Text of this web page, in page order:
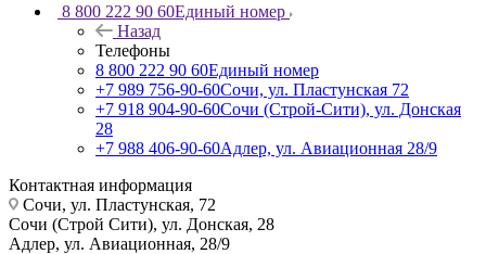
8 800 222 90 60Единый номер
Назад
Телефоны
8 800 222 90 60Единый номер
+7 989 756-90-60Сочи, ул. Пластунская 72
+7 918 904-90-60Сочи (Строй-Сити), ул. Донская
28
+7 988 406-90-60Адлер, ул. Авиационная 28/9
Контактная информация
Сочи, ул. Пластунская, 72
Сочи (Строй Сити), ул. Донская, 28
Адлер, ул. Авиационная, 28/9